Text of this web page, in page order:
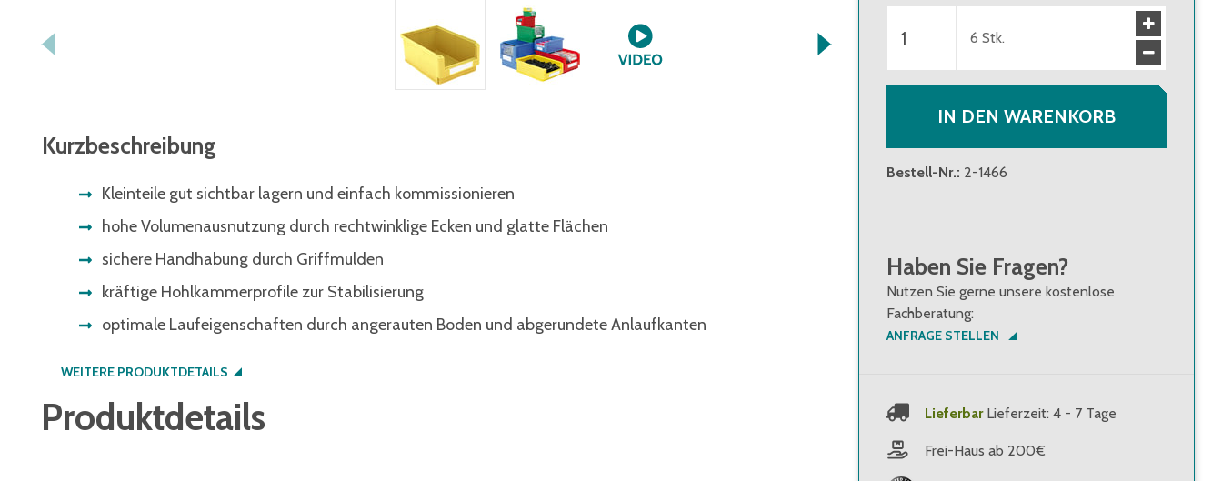
Kurzbeschreibung
Kleinteile gut sichtbar lagern und einfach kommissionieren
hohe Volumenausnutzung durch rechtwinklige Ecken und glatte Flächen
sichere Handhabung durch Griffmulden
kräftige Hohlkammerprofile zur Stabilisierung
optimale Laufeigenschaften durch angerauten Boden und abgerundete Anlaufkanten
WEITERE PRODUKTDETAILS
Produktdetails
ab 1 Verpackungseinheit
Brutto:
/
15,83 €
Stk.)
6 Stk.
IN DEN WARENKORB
Bestell-Nr.: 2-1466
Haben Sie Fragen?
Nutzen Sie gerne unsere kostenlose
Fachberatung:
ANFRAGE STELLEN
Lieferbar Lieferzeit: 4 - 7 Tage
Frei-Haus ab 200€